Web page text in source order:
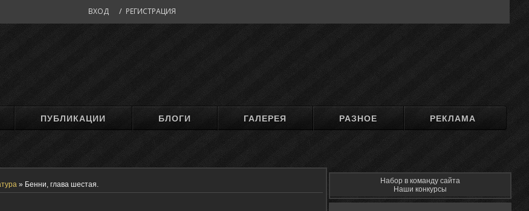
ВХОД / РЕГИСТРАЦИЯ
ПУБЛИКАЦИИ БЛОГИ ГАЛЕРЕЯ РАЗНОЕ РЕКЛАМА
» Бенни, глава шестая.
Набор в команду сайта
Наши конкурсы